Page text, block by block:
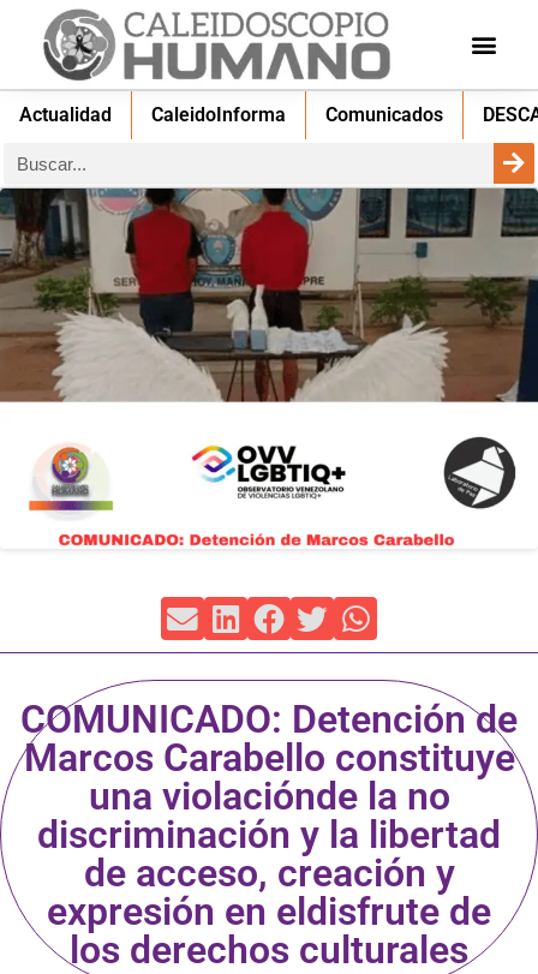
Actualidad CaleidoInforma Comunicados
COMUNICADO: Detención de
Marcos Carabello constituye
una violaciónde la no
discriminación y la libertad
de acceso, creación y
expresión en eldisfrute de
los derechos culturales